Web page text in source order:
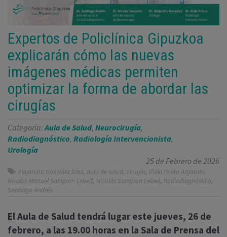
Expertos de Policlínica Gipuzkoa
explicarán cómo las nuevas
imágenes médicas permiten
optimizar la forma de abordar las
cirugías
Categoría:Aula de Salud, Neurocirugía,
Radiodiagnóstico, Radiología Intervencionista,
Urología
25 de Febrero de 2026
Alejandro González Díaz, aula de salud, cirugía, Iñaki Prieto Argarate,
Nicolas Manuel Sampron Lebed, Nicolás Sampron Lebed, Radiodiagnóstico,
Santiago Andrés
El Aula de Salud tendrá lugar este jueves, 26 de
febrero, a las 19.00 horas en la Sala de Prensa del